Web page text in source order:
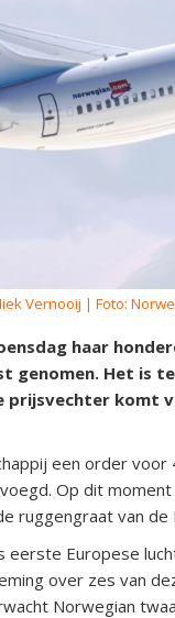
Vernooij | Foto:
haar
genomen. Het
prijsvechter komt
een order
Op dit
ruggengraat van de
eerste Europese
over zes van
Norwegian